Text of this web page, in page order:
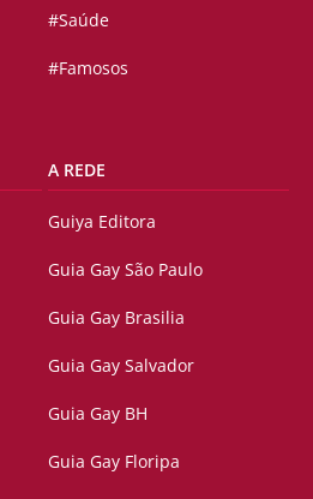
#Saúde
#Famosos
A REDE
Guiya Editora
Guia Gay São Paulo
Guia Gay Brasilia
Guia Gay Salvador
Guia Gay BH
Guia Gay Floripa